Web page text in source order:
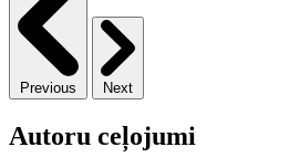
Previous Next
Autoru ceļojumi